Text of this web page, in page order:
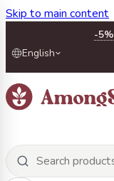
Skip to main content
-5%
English